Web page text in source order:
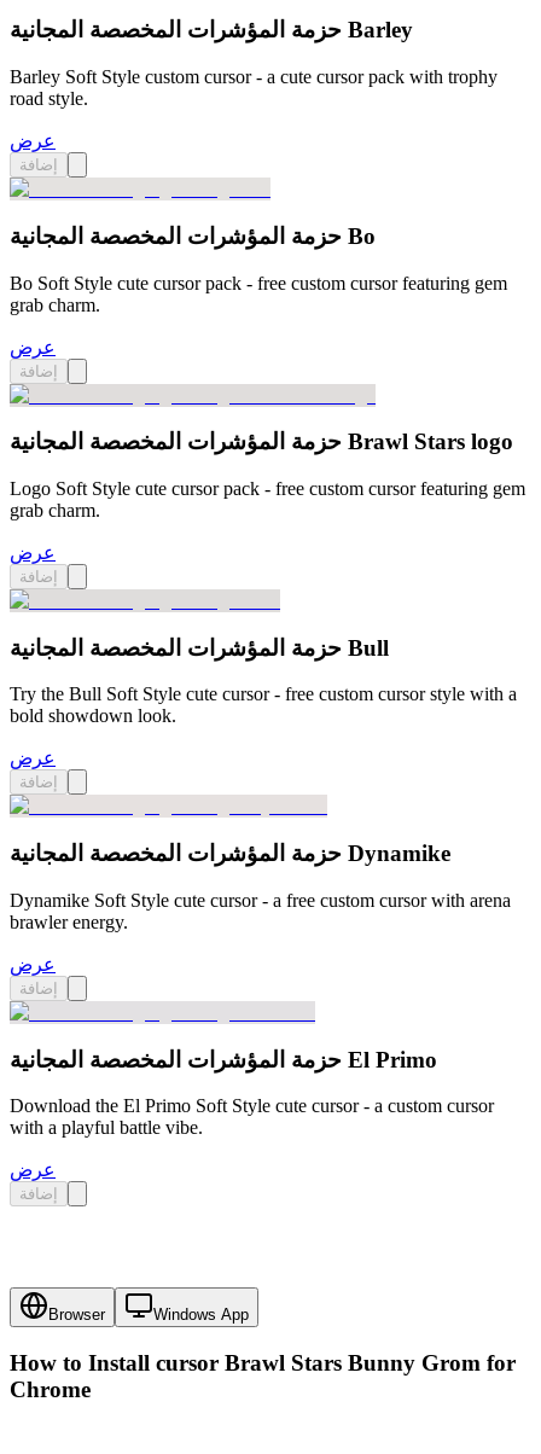
حزمة المؤشرات المخصصة المجانية Barley
Barley Soft Style custom cursor - a cute cursor pack with trophy
road style.
عرض
إضافة
حزمة المؤشرات المخصصة المجانية Bo
Bo Soft Style cute cursor pack - free custom cursor featuring gem
grab charm.
عرض
إضافة
حزمة المؤشرات المخصصة المجانية Brawl Stars logo
Logo Soft Style cute cursor pack - free custom cursor featuring gem
grab charm.
عرض
إضافة
حزمة المؤشرات المخصصة المجانية Bull
Try the Bull Soft Style cute cursor - free custom cursor style with a
bold showdown look.
عرض
إضافة
حزمة المؤشرات المخصصة المجانية Dynamike
Dynamike Soft Style cute cursor - a free custom cursor with arena
brawler energy.
عرض
إضافة
حزمة المؤشرات المخصصة المجانية El Primo
Download the El Primo Soft Style cute cursor - a custom cursor
with a playful battle vibe.
عرض
إضافة
Browser Windows App
How to Install cursor Brawl Stars Bunny Grom for
Chrome